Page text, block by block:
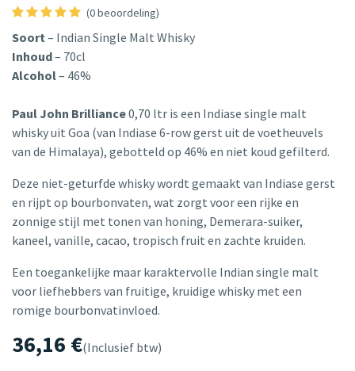
(0 beoordeling)
Soort– Indian Single Malt Whisky
Inhoud– 70cl
Alcohol– 46%
Paul John Brilliance0,70 ltr is een Indiase single malt
whisky uit Goa (van Indiase 6-row gerst uit de voetheuvels
van de Himalaya), gebotteld op 46% en niet koud gefilterd.
Deze niet-geturfde whisky wordt gemaakt van Indiase gerst
en rijpt op bourbonvaten, wat zorgt voor een rijke en
zonnige stijl met tonen van honing, Demerara-suiker,
kaneel, vanille, cacao, tropisch fruit en zachte kruiden.
Een toegankelijke maar karaktervolle Indian single malt
voor liefhebbers van fruitige, kruidige whisky met een
romige bourbonvatinvloed.
36,16 €(Inclusief btw)